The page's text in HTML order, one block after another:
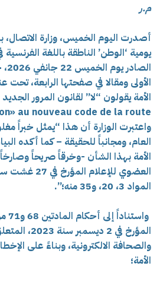
م.ر
أصدرت اليوم الخميس، وزارة الاتصال،
الأولى ومقالا في صفحتها الرابعة،
au nouveau code de la route).
واعتبرت الوزارة أن هذا “يمثل خبراً
العام، ومجانباً للحقيقة – كما أكده
الأمة بهذا الشأن -وخرقاً صريحاً
المواد 3، 20، و35 منه؛”.
المؤرخ في 2
والصحافة الالكترونية، وبناءً على
الأمة؛